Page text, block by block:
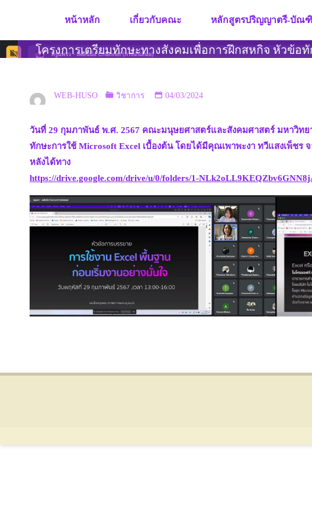
content
หน้าหลัก เกี่ยวกับคณะ หลักสูตรปริญญาตรี-บัณ
โครงการเตรียมทักษะทางสังคมเพื่อการฝึกสหกิจ หัวข้อ
WEB-HUSO วิชาการ 04/03/2024
วันที่ 29 กุมภาพันธ์ พ.ศ. 2567 คณะมนุษยศาสตร์และสังคมศาสตร์ มหาวิท
ทักษะการใช้ Microsoft Excel เบื้องต้น โดยได้มีคุณเพาพะงา ทวีแสงเพ็ชร
หลังได้ทาง
https://drive.google.com/drive/u/0/folders/1-